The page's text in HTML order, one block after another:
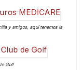
y amigos, aquí tenemos la
Golf